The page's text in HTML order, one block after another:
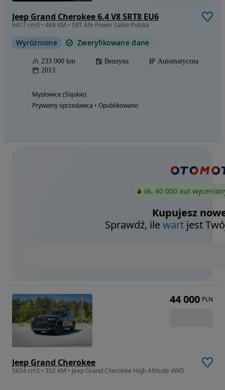
Jeep Grand Cherokee 6.4 V8 SRT8 EU6
6417 cm3 • 468 KM • SRT Afe Power Salon Polska
Wyróżnione Zweryfikowane dane
233 000 km Benzyna
Automatyczna
2013
Mysłowice (Śląskie)
Prywatny sprzedawca • Opublikowano
ok. 40 000 aut
Kupujesz
Sprawdź, ilewart jest
Jeep Grand Cherokee
5654 cm3 • 352 KM • Jeep Grand Cherokee High Altitude 4WD
44 000 PLN